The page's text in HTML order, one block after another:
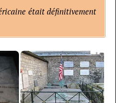
était définitivement